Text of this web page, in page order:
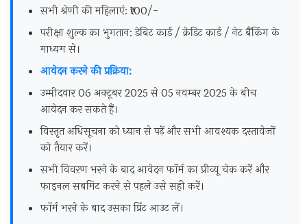
सभी श्रेणी की महिलाएं: ₹100/-
परीक्षा शुल्क का भुगतान: डेबिट कार्ड / क्रेडिट कार्ड / नेट बैंकिंग के
माध्यम से।
आवेदन करने की प्रक्रिया:
उम्मीदवार 06 अक्टूबर 2025 से 05 नवम्बर 2025 के बीच
आवेदन कर सकते हैं।
विस्तृत अधिसूचना को ध्यान से पढ़ें और सभी आवश्यक दस्तावेजों
को तैयार करें।
सभी विवरण भरने के बाद आवेदन फॉर्म का प्रीव्यू चेक करें और
फाइनल सबमिट करने से पहले उसे सही करें।
फॉर्म भरने के बाद उसका प्रिंट आउट लें।